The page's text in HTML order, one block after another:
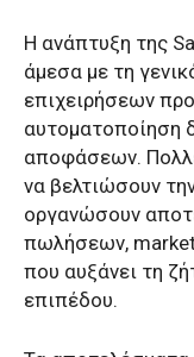
Η ανάπτυξη της
άμεσα με τη
επιχειρήσεων
αυτοματοποίηση
αποφάσεων.
να βελτιώσουν
οργανώσουν
πωλήσεων,
που αυξάνει τη
επιπέδου.